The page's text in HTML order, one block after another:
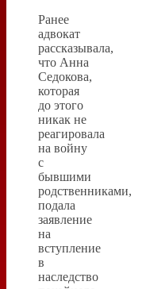
Ранее
адвокат
рассказывала,
что Анна
Седокова,
которая
до этого
никак не
реагировала
на войну
с
бывшими
родственниками,
подала
заявление
на
вступление
в
наследство